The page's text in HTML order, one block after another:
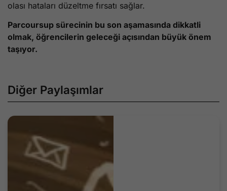
olası hataları düzeltme fırsatı sağlar.
Parcoursup sürecinin bu son aşamasında dikkatli
olmak, öğrencilerin geleceği açısından büyük önem
taşıyor.
Diğer Paylaşımlar